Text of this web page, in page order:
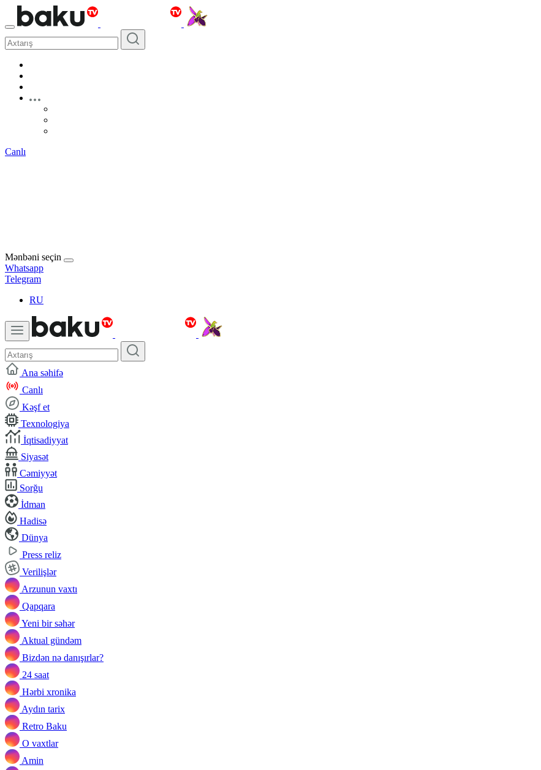
Canlı
Mənbəni seçin
Whatsapp
Telegram
RU
Ana səhifə
Canlı
Kəşf et
Texnologiya
İqtisadiyyat
Siyasət
Cəmiyyət
Sorğu
İdman
Hadisə
Dünya
Press reliz
Verilişlər
Arzunun vaxtı
Qapqara
Yeni bir səhər
Aktual gündəm
Bizdən nə danışırlar?
24 saat
Hərbi xronika
Aydın tarix
Retro Baku
O vaxtlar
Amin